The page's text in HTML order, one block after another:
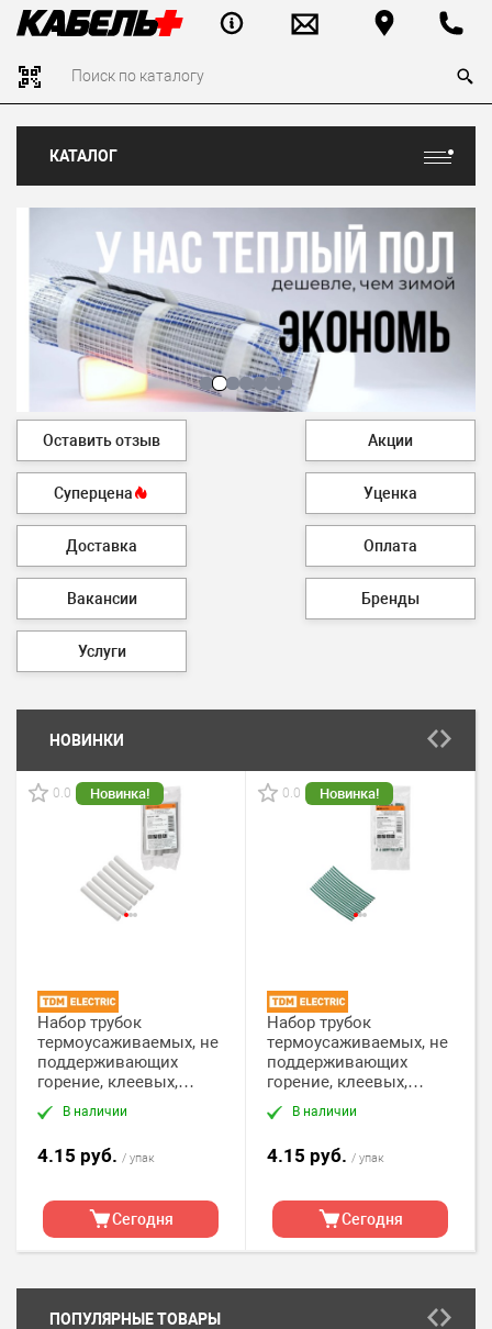
КАТАЛОГ
Оставить отзыв Акции
Суперцена Уценка
Доставка Оплата
Вакансии Бренды
Услуги
НОВИНКИ
0.0 Новинка!
Набор трубок
термоусаживаемых, не
поддерживающих
горение, клеевых,
длиной 10 см
ТТкНГ(3:1) "Моноцвет,
В наличии
4.15 руб. / упак
Сегодня
0.0 Новинка!
Набор трубок
термоусаживаемых, не
поддерживающих
горение, клеевых,
длиной 10 см
ТТкНГ(3:1) "Моноцвет,
В наличии
4.15 руб. / упак
Сегодня
ПОПУЛЯРНЫЕ ТОВАРЫ